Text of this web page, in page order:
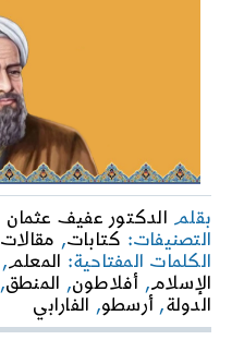
بقلم الدكتور عفيف عثمان
التصنيفات: كتابات, مقالات
الكلمات المفتاحية: المعلم,
الإسلام, أفلاطون, المنطق,
الدولة, أرسطو, الفارابي